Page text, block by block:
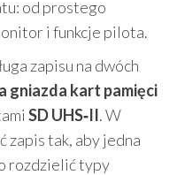
od prostego
i funkcje pilota.
zapisu na dwóch
gniazda kart pamięci
SD UHS‑II. W
zapis tak, aby jedna
rozdzielić typy